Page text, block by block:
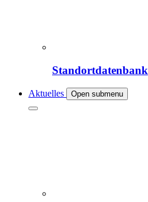
Standortdatenbank
Aktuelles Open submenu